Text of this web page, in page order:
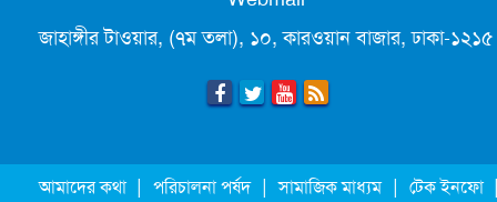
জেট ফুয়েলের দাম কমলো লিটারে ১৯ টাকা
মূল্যস্ফীতি কমে জুনে ৯ দশমিক ১৬ শতাংশ
ছুটিতে গিয়ে না ফিরলে ৩ বছরের নিষেধাজ্ঞা,
জাহাঙ্গীর টাওয়ার, (৭ম তলা), ১০, কারওয়ান বাজার, ঢাকা-১২১৫
আমাদের কথা | পরিচালনা পর্ষদ | সামাজিক মাধ্যম | টেক ইনফো